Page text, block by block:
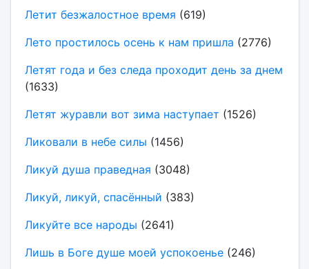
Летит безжалостное время (619)
Лето простилось осень к нам пришла (2776)
Летят года и без следа проходит день за днем
(1633)
Летят журавли вот зима наступает (1526)
Ликовали в небе силы (1456)
Ликуй душа праведная (3048)
Ликуй, ликуй, спасённый (383)
Ликуйте все народы (2641)
Лишь в Боге душе моей успокоенье(246)